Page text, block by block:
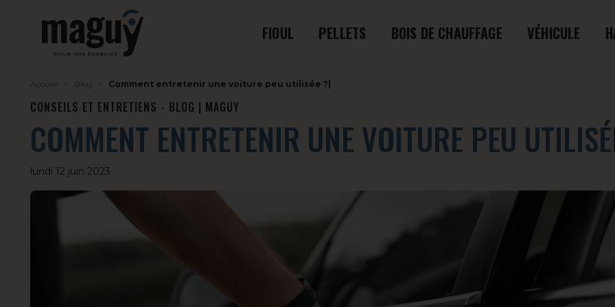
FIOUL PELLETS BOIS DE CHAUFFAGE VÉHICULE
Accueil Blog Comment entretenir une voiture peu utilisée ?|
CONSEILS ET ENTRETIENS - BLOG | MAGUY
COMMENT ENTRETENIR UNE VOITURE PEU
lundi 12 juin 2023